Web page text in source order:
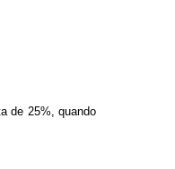
de 25%, quando